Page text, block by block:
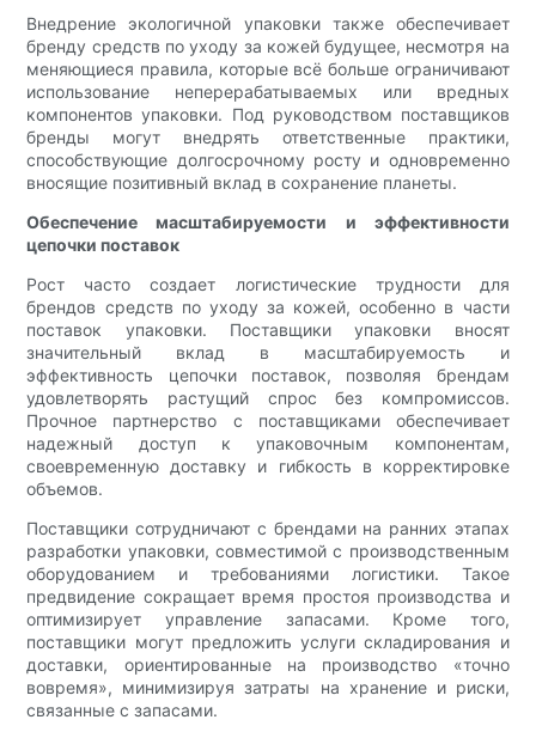
Внедрение экологичной упаковки также обеспечивает
бренду средств по уходу за кожей будущее, несмотря на
меняющиеся правила, которые всё больше ограничивают
использование неперерабатываемых или вредных
компонентов упаковки. Под руководством поставщиков
бренды могут внедрять ответственные практики,
способствующие долгосрочному росту и одновременно
вносящие позитивный вклад в сохранение планеты.
Обеспечение масштабируемости и эффективности
цепочки поставок
Рост часто создает логистические трудности для
брендов средств по уходу за кожей, особенно в части
поставок упаковки. Поставщики упаковки вносят
значительный вклад в масштабируемость и
эффективность цепочки поставок, позволяя брендам
удовлетворять растущий спрос без компромиссов.
Прочное партнерство с поставщиками обеспечивает
надежный доступ к упаковочным компонентам,
своевременную доставку и гибкость в корректировке
объемов.
Поставщики сотрудничают с брендами на ранних этапах
разработки упаковки, совместимой с производственным
оборудованием и требованиями логистики. Такое
предвидение сокращает время простоя производства и
оптимизирует управление запасами. Кроме того,
поставщики могут предложить услуги складирования и
доставки, ориентированные на производство «точно
вовремя», минимизируя затраты на хранение и риски,
связанные с запасами.